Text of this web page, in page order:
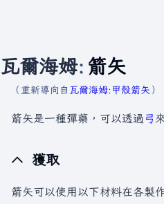
瓦爾海姆: 箭矢
（重新導向自 瓦爾海姆:甲殼箭矢 ）
箭矢是一種彈藥，可以透過 弓
獲取
箭矢可以使用以下材料在各製